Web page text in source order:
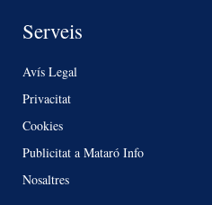
Serveis
Avís Legal
Privacitat
Cookies
Publicitat a Mataró Info
Nosaltres